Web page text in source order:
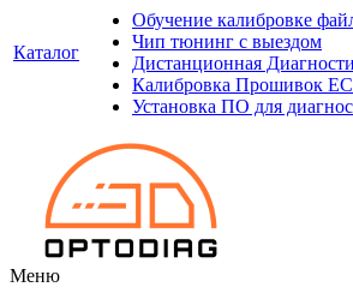
Каталог
Обучение калибровке
Чип тюнинг с выездом
Дистанционная
Калибровка Прошивок
Установка ПО для
Меню